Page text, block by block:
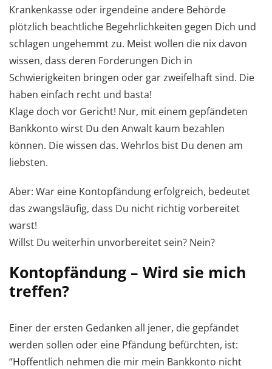
Krankenkasse oder irgendeine andere Behörde
plötzlich beachtliche Begehrlichkeiten gegen Dich und
schlagen ungehemmt zu. Meist wollen die nix davon
wissen, dass deren Forderungen Dich in
Schwierigkeiten bringen oder gar zweifelhaft sind. Die
haben einfach recht und basta!
Klage doch vor Gericht! Nur, mit einem gepfändeten
Bankkonto wirst Du den Anwalt kaum bezahlen
können. Die wissen das. Wehrlos bist Du denen am
liebsten.
Aber: War eine Kontopfändung erfolgreich, bedeutet
das zwangsläufig, dass Du nicht richtig vorbereitet
warst!
Willst Du weiterhin unvorbereitet sein? Nein?
Kontopfändung – Wird sie mich
treffen?
Einer der ersten Gedanken all jener, die gepfändet
werden sollen oder eine Pfändung befürchten, ist:
“Hoffentlich nehmen die mir mein Bankkonto nicht